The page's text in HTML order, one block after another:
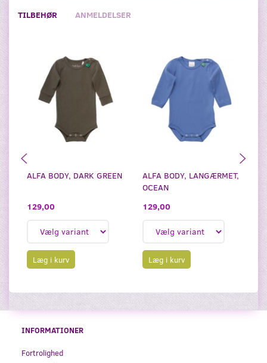
TILBEHØR ANMELDELSER
ALFA BODY, DARK GREEN
129,00
Læg i kurv
ALFA BODY, LANGÆRMET,
OCEAN
129,00
Læg i kurv
INFORMATIONER
Fortrolighed